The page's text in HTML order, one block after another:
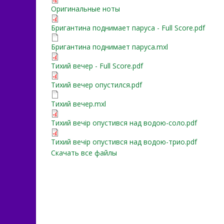
Бригантина поднимает
Оригинальные ноты
Бригантина поднимает
Бригантина поднимает паруса - Full Score.pdf
Бригантина поднимает
Бригантина поднимает паруса.mxl
Тихий вечер - Full
Тихий вечер - Full Score.pdf
Тихий вечер
Тихий вечер опустился.pdf
Тихий вечер.mxl
Тихий вечер.mxl
Тихий вечір опустився
Тихий вечір опустився над водою-соло.pdf
Тихий вечір опустився
Тихий вечір опустився над водою-трио.pdf
Скачать все файлы